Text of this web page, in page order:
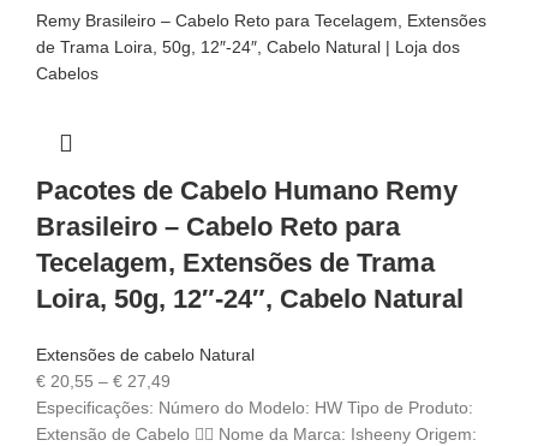
Pacotes de Cabelo Humano Remy
Brasileiro – Cabelo Reto para
Tecelagem, Extensões de Trama
Loira, 50g, 12″-24″, Cabelo Natural
Extensões de cabelo Natural
€ 20,55 – € 27,49
Especificações: Número do Modelo: HW Tipo de Produto:
Extensão de Cabelo 💇‍♀️ Nome da Marca: Isheeny Origem: